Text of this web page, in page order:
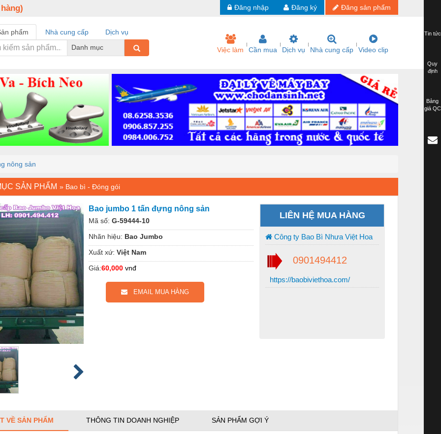
Đăng sản phẩm
Đăng ký
Đăng nhập
phẩm Nhà cung cấp
Dịch vụ
Danh mục
Việc làm Cần mua Dịch vụ Nhà cung cấp Video clip
nông sản
SẢN PHẨM » Bao bì - Đóng gói
Bao jumbo 1 tấn đựng nông sản
Mã số: G-59444-10
Nhãn hiệu: Bao Jumbo
Xuất xứ: Việt Nam
Giá:60,000 vnđ
EMAIL MUA HÀNG
LIÊN HỆ MUA HÀNG
Công ty Bao Bì Nhưa Việt Hoa
0901494412
https://baobiviethoa.com/
VỀ SẢN PHẨM THÔNG TIN DOANH NGHIỆP SẢN PHẨM GỢI Ý
Tin tức
Quy
định
Bảng
giá QC